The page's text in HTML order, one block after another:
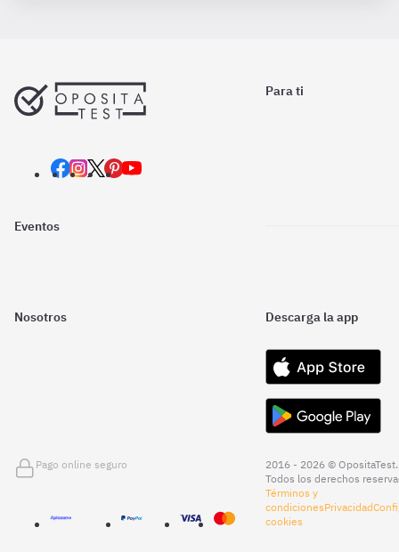
Para ti
Eventos
Nosotros Descarga la app
Pago online seguro
2016 - 2026 © OpositaTest.
Todos los derechos
Términos y
condicionesPrivacidad
cookies